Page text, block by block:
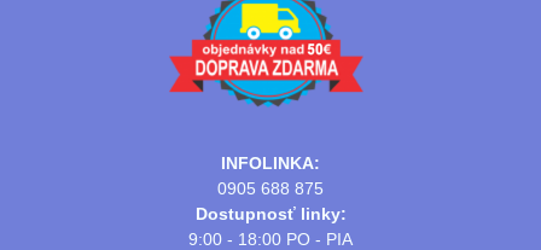
INFOLINKA:
0905 688 875
Dostupnosť linky:
9:00 - 18:00 PO - PIA